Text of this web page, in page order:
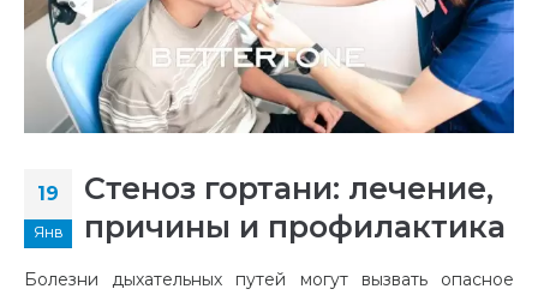
19
Янв
Стеноз гортани: лечение,
причины и профилактика
Болезни дыхательных путей могут вызвать опасное